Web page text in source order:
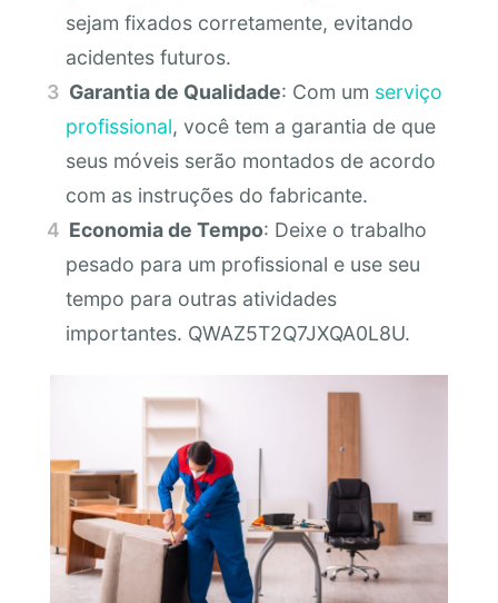
sejam fixados corretamente, evitando
acidentes futuros.
Garantia de Qualidade: Com um serviço
profissional, você tem a garantia de que
seus móveis serão montados de acordo
com as instruções do fabricante.
Economia de Tempo: Deixe o trabalho
pesado para um profissional e use seu
tempo para outras atividades
importantes. QWAZ5T2Q7JXQA0L8U.